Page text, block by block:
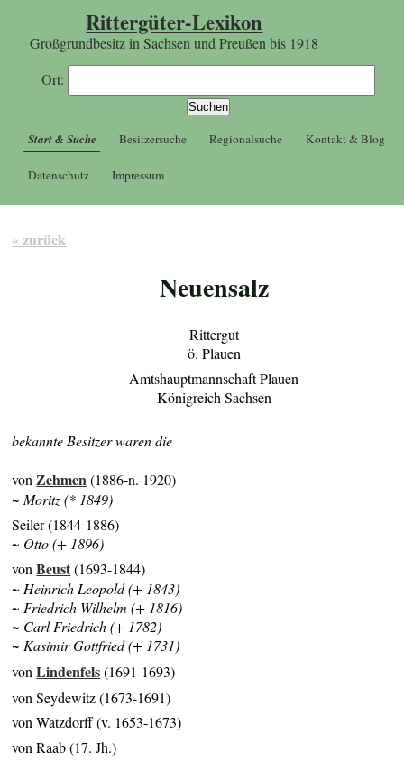
Rittergüter-Lexikon
Großgrundbesitz in Sachsen und Preußen bis 1918
Ort:
Start & Suche Besitzersuche Regionalsuche Kontakt & Blog
Datenschutz Impressum
« zurück
Neuensalz
Rittergut
ö. Plauen
Amtshauptmannschaft Plauen
Königreich Sachsen
bekannte Besitzer waren die
von Zehmen(1886-n. 1920)
~ Moritz (* 1849)
Seiler (1844-1886)
~ Otto (+ 1896)
vonBeust(1693-1844)
~ Heinrich Leopold (+ 1843)
~ Friedrich Wilhelm (+ 1816)
~ Carl Friedrich (+ 1782)
~ Kasimir Gottfried (+ 1731)
vonLindenfels(1691-1693)
von Seydewitz (1673-1691)
von Watzdorff (v. 1653-1673)
von Raab (17. Jh.)